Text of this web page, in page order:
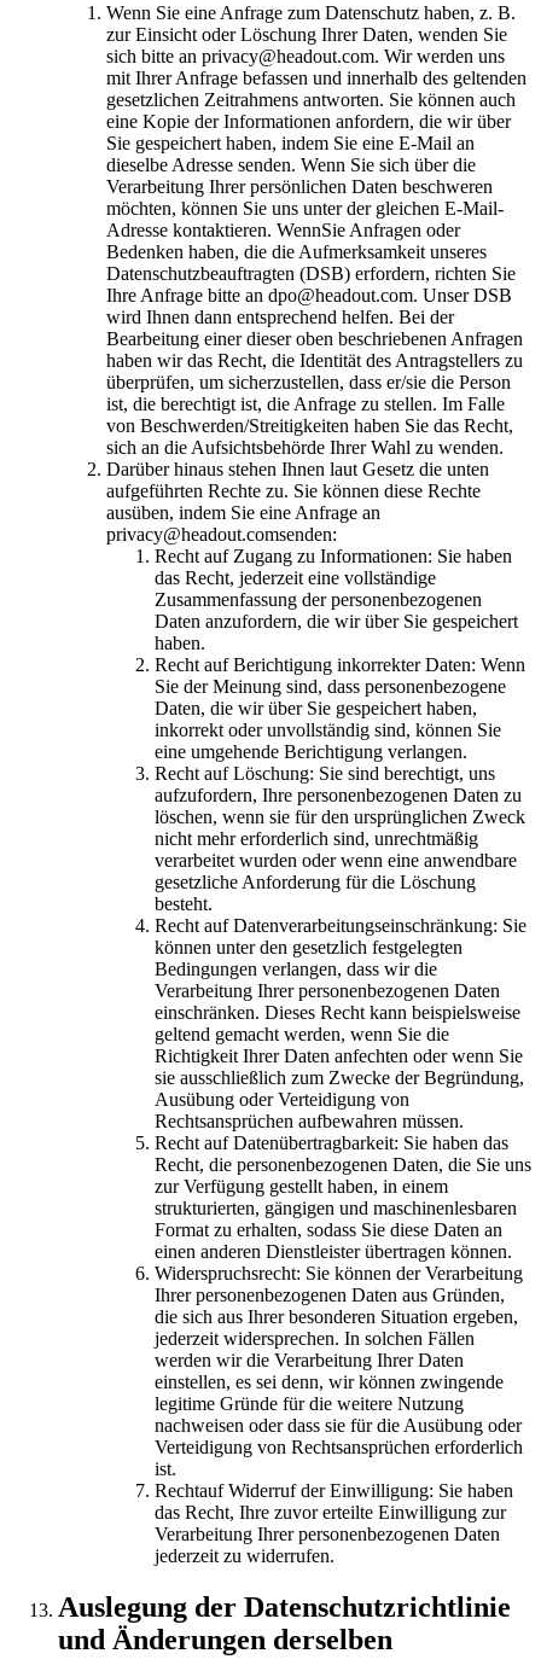
Wenn Sie eine Anfrage zum Datenschutz haben, z. B.
zur Einsicht oder Löschung Ihrer Daten, wenden Sie
sich bitte an privacy@headout.com. Wir werden uns
mit Ihrer Anfrage befassen und innerhalb des geltenden
gesetzlichen Zeitrahmens antworten. Sie können auch
eine Kopie der Informationen anfordern, die wir über
Sie gespeichert haben, indem Sie eine E-Mail an
dieselbe Adresse senden. Wenn Sie sich über die
Verarbeitung Ihrer persönlichen Daten beschweren
möchten, können Sie uns unter der gleichen E-Mail-
Adresse kontaktieren. WennSie Anfragen oder
Bedenken haben, die die Aufmerksamkeit unseres
Datenschutzbeauftragten (DSB) erfordern, richten Sie
Ihre Anfrage bitte an dpo@headout.com. Unser DSB
wird Ihnen dann entsprechend helfen. Bei der
Bearbeitung einer dieser oben beschriebenen Anfragen
haben wir das Recht, die Identität des Antragstellers zu
überprüfen, um sicherzustellen, dass er/sie die Person
ist, die berechtigt ist, die Anfrage zu stellen. Im Falle
von Beschwerden/Streitigkeiten haben Sie das Recht,
sich an die Aufsichtsbehörde Ihrer Wahl zu wenden.
Darüber hinaus stehen Ihnen laut Gesetz die unten
aufgeführten Rechte zu. Sie können diese Rechte
ausüben, indem Sie eine Anfrage an
privacy@headout.comsenden:
Recht auf Zugang zu Informationen: Sie haben
das Recht, jederzeit eine vollständige
Zusammenfassung der personenbezogenen
Daten anzufordern, die wir über Sie gespeichert
haben.
Recht auf Berichtigung inkorrekter Daten: Wenn
Sie der Meinung sind, dass personenbezogene
Daten, die wir über Sie gespeichert haben,
inkorrekt oder unvollständig sind, können Sie
eine umgehende Berichtigung verlangen.
Recht auf Löschung: Sie sind berechtigt, uns
aufzufordern, Ihre personenbezogenen Daten zu
löschen, wenn sie für den ursprünglichen Zweck
nicht mehr erforderlich sind, unrechtmäßig
verarbeitet wurden oder wenn eine anwendbare
gesetzliche Anforderung für die Löschung
besteht.
Recht auf Datenverarbeitungseinschränkung: Sie
können unter den gesetzlich festgelegten
Bedingungen verlangen, dass wir die
Verarbeitung Ihrer personenbezogenen Daten
einschränken. Dieses Recht kann beispielsweise
geltend gemacht werden, wenn Sie die
Richtigkeit Ihrer Daten anfechten oder wenn Sie
sie ausschließlich zum Zwecke der Begründung,
Ausübung oder Verteidigung von
Rechtsansprüchen aufbewahren müssen.
Recht auf Datenübertragbarkeit: Sie haben das
Recht, die personenbezogenen Daten, die Sie uns
zur Verfügung gestellt haben, in einem
strukturierten, gängigen und maschinenlesbaren
Format zu erhalten, sodass Sie diese Daten an
einen anderen Dienstleister übertragen können.
Widerspruchsrecht: Sie können der Verarbeitung
Ihrer personenbezogenen Daten aus Gründen,
die sich aus Ihrer besonderen Situation ergeben,
jederzeit widersprechen. In solchen Fällen
werden wir die Verarbeitung Ihrer Daten
einstellen, es sei denn, wir können zwingende
legitime Gründe für die weitere Nutzung
nachweisen oder dass sie für die Ausübung oder
Verteidigung von Rechtsansprüchen erforderlich
ist.
Rechtauf Widerruf der Einwilligung: Sie haben
das Recht, Ihre zuvor erteilte Einwilligung zur
Verarbeitung Ihrer personenbezogenen Daten
jederzeit zu widerrufen.
Auslegung der Datenschutzrichtlinie
und Änderungen derselben